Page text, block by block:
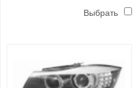
Выбрать